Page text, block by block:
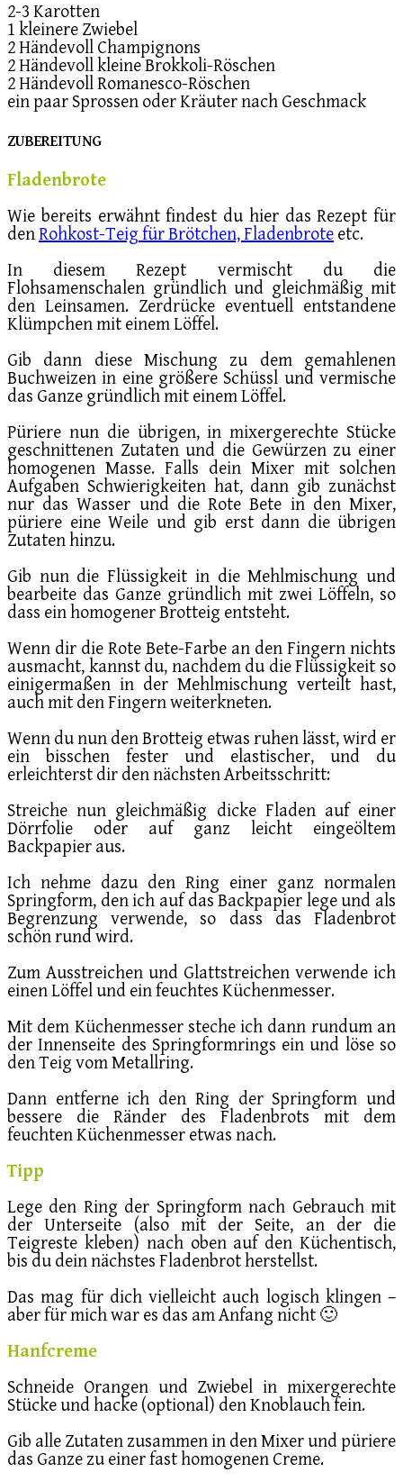
2-3 Karotten
1 kleinere Zwiebel
2 Händevoll Champignons
2 Händevoll kleine Brokkoli-Röschen
2 Händevoll Romanesco-Röschen
ein paar Sprossen oder Kräuter nach Geschmack
ZUBEREITUNG
Fladenbrote
Wie bereits erwähnt findest du hier das Rezept für
denRohkost-Teig für Brötchen, Fladenbrote etc.
In diesem Rezept vermischt du die
Flohsamenschalen gründlich und gleichmäßig mit
den Leinsamen. Zerdrücke eventuell entstandene
Klümpchen mit einem Löffel.
Gib dann diese Mischung zu dem gemahlenen
Buchweizen in eine größere Schüssl und vermische
das Ganze gründlich mit einem Löffel.
Püriere nun die übrigen, in mixergerechte Stücke
geschnittenen Zutaten und die Gewürzen zu einer
homogenen Masse. Falls dein Mixer mit solchen
Aufgaben Schwierigkeiten hat, dann gib zunächst
nur das Wasser und die Rote Bete in den Mixer,
püriere eine Weile und gib erst dann die übrigen
Zutaten hinzu.
Gib nun die Flüssigkeit in die Mehlmischung und
bearbeite das Ganze gründlich mit zwei Löffeln, so
dass ein homogener Brotteig entsteht.
Wenn dir die Rote Bete-Farbe an den Fingern nichts
ausmacht, kannst du, nachdem du die Flüssigkeit so
einigermaßen in der Mehlmischung verteilt hast,
auch mit den Fingern weiterkneten.
Wenn du nun den Brotteig etwas ruhen lässt, wird er
ein bisschen fester und elastischer, und du
erleichterst dir den nächsten Arbeitsschritt:
Streiche nun gleichmäßig dicke Fladen auf einer
Dörrfolie oder auf ganz leicht eingeöltem
Backpapier aus.
Ich nehme dazu den Ring einer ganz normalen
Springform, den ich auf das Backpapier lege und als
Begrenzung verwende, so dass das Fladenbrot
schön rund wird.
Zum Ausstreichen und Glattstreichen verwende ich
einen Löffel und ein feuchtes Küchenmesser.
Mit dem Küchenmesser steche ich dann rundum an
der Innenseite des Springformrings ein und löse so
den Teig vom Metallring.
Dann entferne ich den Ring der Springform und
bessere die Ränder des Fladenbrots mit dem
feuchten Küchenmesser etwas nach.
Tipp
Lege den Ring der Springform nach Gebrauch mit
der Unterseite (also mit der Seite, an der die
Teigreste kleben) nach oben auf den Küchentisch,
bis du dein nächstes Fladenbrot herstellst.
Das mag für dich vielleicht auch logisch klingen –
aber für mich war es das am Anfang nicht 🙂
Hanfcreme
Schneide Orangen und Zwiebel in mixergerechte
Stücke und hacke (optional) den Knoblauch fein.
Gib alle Zutaten zusammen in den Mixer und püriere
das Ganze zu einer fast homogenen Creme.